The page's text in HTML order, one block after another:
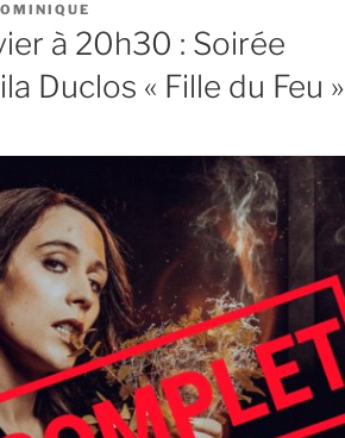
à 20h30 : Soirée
Duclos « Fille du Feu »